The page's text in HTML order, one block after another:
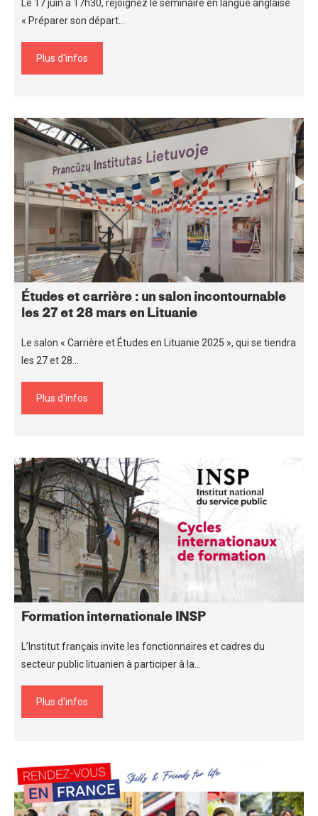
Le 17 juin à 17h30, rejoignez le séminaire en langue anglaise
« Préparer son départ…
Plus d'infos
Études et carrière : un salon incontournable
les 27 et 28 mars en Lituanie
Le salon « Carrière et Études en Lituanie 2025 », qui se tiendra
les 27 et 28…
Plus d'infos
Formation internationale INSP
L’Institut français invite les fonctionnaires et cadres du
secteur public lituanien à participer à la…
Plus d'infos